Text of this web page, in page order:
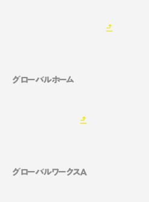
グローバルホーム
グローバルワークスA